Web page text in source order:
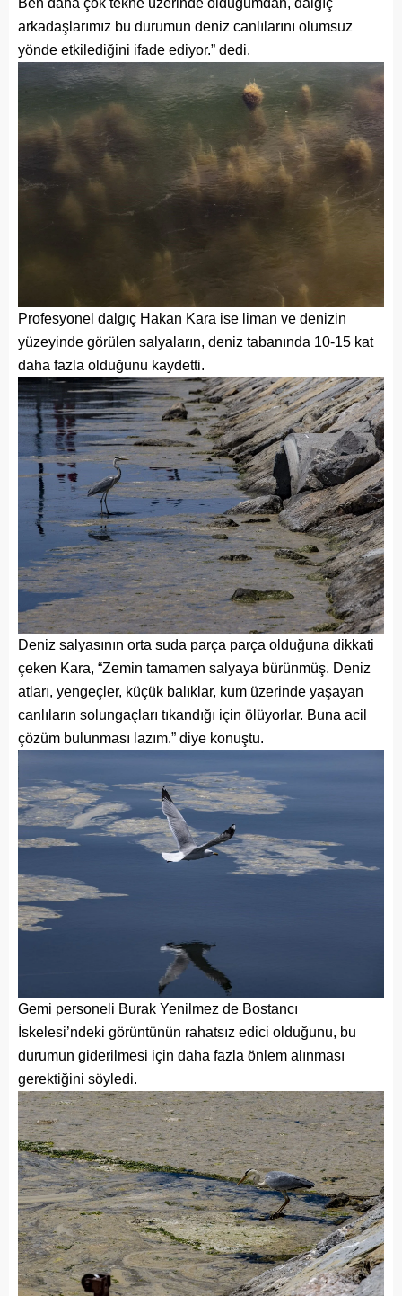
arkadaşlarımız bu durumun deniz canlılarını olumsuz
yönde etkilediğini ifade ediyor.” dedi.
Profesyonel dalgıç Hakan Kara ise liman ve denizin
yüzeyinde görülen salyaların, deniz tabanında 10-15 kat
daha fazla olduğunu kaydetti.
Deniz salyasının orta suda parça parça olduğuna dikkati
çeken Kara, “Zemin tamamen salyaya bürünmüş. Deniz
atları, yengeçler, küçük balıklar, kum üzerinde yaşayan
canlıların solungaçları tıkandığı için ölüyorlar. Buna acil
çözüm bulunması lazım.” diye konuştu.
Gemi personeli Burak Yenilmez de Bostancı
İskelesi’ndeki görüntünün rahatsız edici olduğunu, bu
durumun giderilmesi için daha fazla önlem alınması
gerektiğini söyledi.